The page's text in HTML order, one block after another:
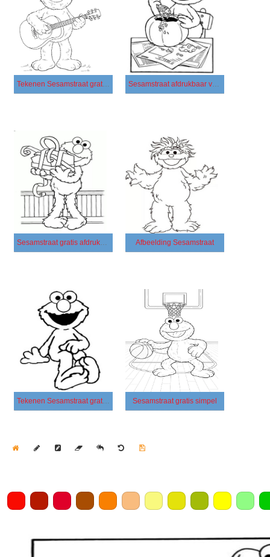
Tekenen Sesamstraat gratis voor kinderen Sesamstraat afdrukbaar voor kinderen
Sesamstraat gratis afdrukbaar basis Afbeelding Sesamstraat
Tekenen Sesamstraat gratis afdrukbaar simpel Sesamstraat gratis simpel